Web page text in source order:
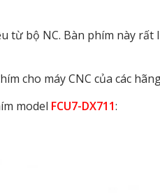
từ bộ NC. Bàn phím này
cho máy CNC của các
model FCU7-DX711: